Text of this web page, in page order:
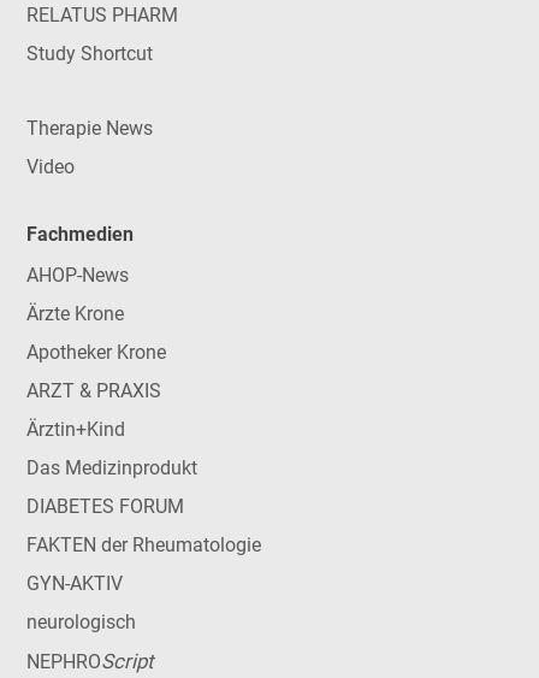
RELATUS PHARM
Study Shortcut
Therapie News
Video
Fachmedien
AHOP-News
Ärzte Krone
Apotheker Krone
ARZT & PRAXIS
Ärztin+Kind
Das Medizinprodukt
DIABETES FORUM
FAKTEN der Rheumatologie
GYN-AKTIV
neurologisch
NEPHROScript